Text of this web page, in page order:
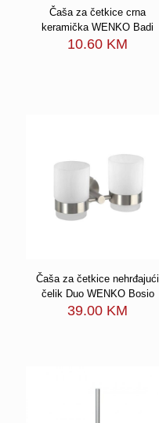
Čaša za četkice crna
keramička WENKO Badi
10.60 KM
Čaša za četkice nehrđajući
čelik Duo WENKO Bosio
39.00 KM